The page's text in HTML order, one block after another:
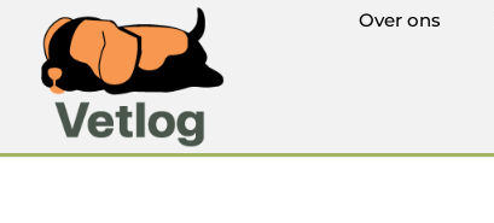
Over ons